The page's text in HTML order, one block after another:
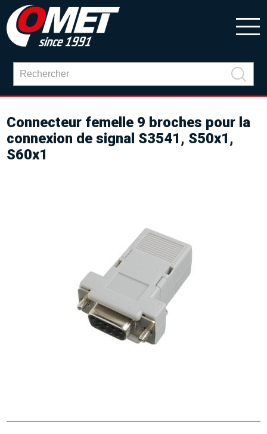
Connecteur femelle 9 broches pour la
connexion de signal S3541, S50x1,
S60x1